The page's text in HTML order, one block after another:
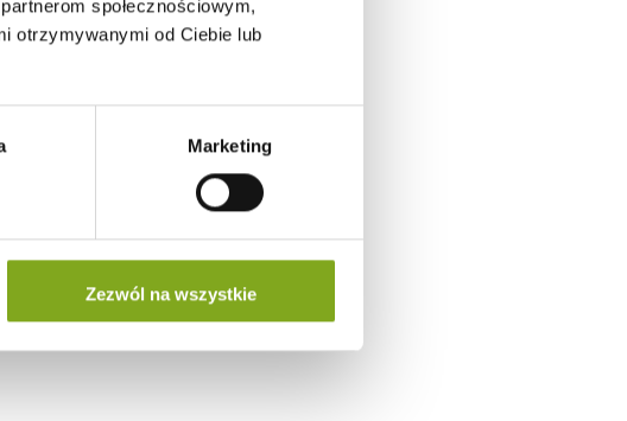
społecznościowym,
otrzymywanymi od Ciebie lub
Marketing
Zezwól na wszystkie